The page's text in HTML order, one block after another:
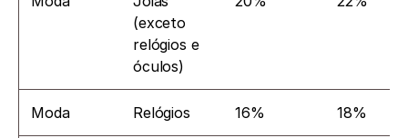
(exceto
relógios e
óculos)
Moda Relógios 16% 18%